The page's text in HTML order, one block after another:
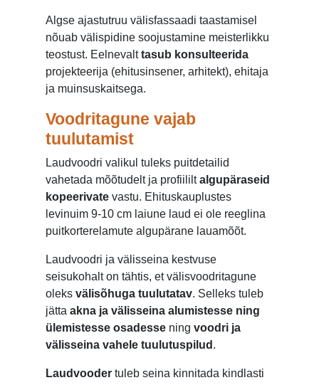
Algse ajastutruu välisfassaadi taastamisel
nõuab välispidine soojustamine meisterlikku
teostust. Eelnevalttasub konsulteerida
projekteerija (ehitusinsener, arhitekt), ehitaja
ja muinsuskaitsega.
Voodritagune vajab
tuulutamist
Laudvoodri valikul tuleks puitdetailid
vahetada mõõtudelt ja profiililtalgupäraseid
kopeerivate vastu. Ehituskauplustes
levinuim 9-10 cm laiune laud ei ole reeglina
puitkorterelamute algupärane lauamõõt.
Laudvoodri ja välisseina kestvuse
seisukohalt on tähtis, et välisvoodritagune
oleks välisõhuga tuulutatav. Selleks tuleb
jätta akna ja välisseina alumistesse ning
ülemistesse osadesse ning voodri ja
välisseina vahele tuulutuspilud .
Laudvooder tuleb seina kinnitada kindlasti